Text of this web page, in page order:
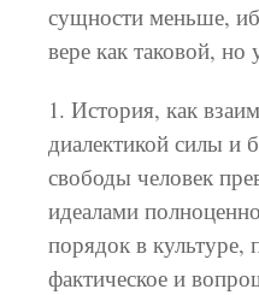
сущности меньше,
вере как таковой, но
1. История, как
диалектикой силы и
свободы человек
идеалами
порядок в культуре,
фактическое и